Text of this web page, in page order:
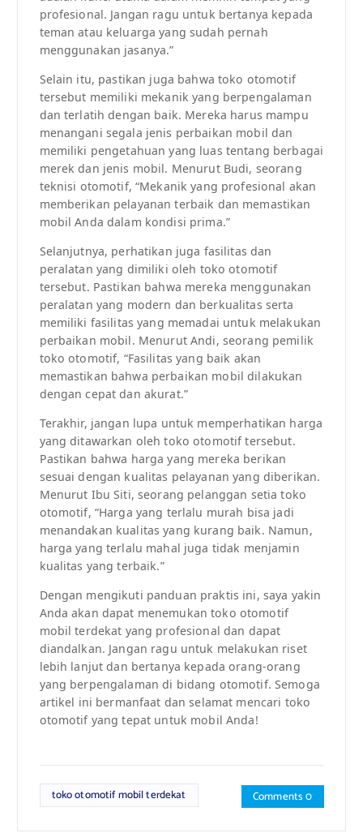
profesional. Jangan ragu untuk bertanya kepada
teman atau keluarga yang sudah pernah
menggunakan jasanya.”
Selain itu, pastikan juga bahwa toko otomotif
tersebut memiliki mekanik yang berpengalaman
dan terlatih dengan baik. Mereka harus mampu
menangani segala jenis perbaikan mobil dan
memiliki pengetahuan yang luas tentang berbagai
merek dan jenis mobil. Menurut Budi, seorang
teknisi otomotif, “Mekanik yang profesional akan
memberikan pelayanan terbaik dan memastikan
mobil Anda dalam kondisi prima.”
Selanjutnya, perhatikan juga fasilitas dan
peralatan yang dimiliki oleh toko otomotif
tersebut. Pastikan bahwa mereka menggunakan
peralatan yang modern dan berkualitas serta
memiliki fasilitas yang memadai untuk melakukan
perbaikan mobil. Menurut Andi, seorang pemilik
toko otomotif, “Fasilitas yang baik akan
memastikan bahwa perbaikan mobil dilakukan
dengan cepat dan akurat.”
Terakhir, jangan lupa untuk memperhatikan harga
yang ditawarkan oleh toko otomotif tersebut.
Pastikan bahwa harga yang mereka berikan
sesuai dengan kualitas pelayanan yang diberikan.
Menurut Ibu Siti, seorang pelanggan setia toko
otomotif, “Harga yang terlalu murah bisa jadi
menandakan kualitas yang kurang baik. Namun,
harga yang terlalu mahal juga tidak menjamin
kualitas yang terbaik.”
Dengan mengikuti panduan praktis ini, saya yakin
Anda akan dapat menemukan toko otomotif
mobil terdekat yang profesional dan dapat
diandalkan. Jangan ragu untuk melakukan riset
lebih lanjut dan bertanya kepada orang-orang
yang berpengalaman di bidang otomotif. Semoga
artikel ini bermanfaat dan selamat mencari toko
otomotif yang tepat untuk mobil Anda!
toko otomotif mobil terdekat Comments 0